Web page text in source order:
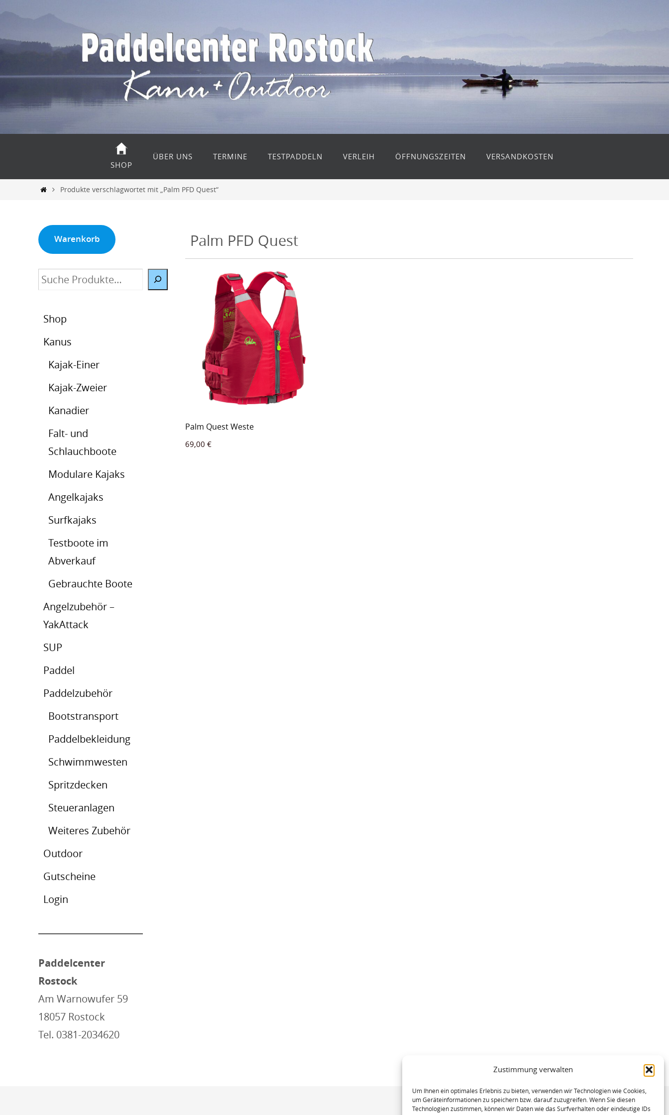
Zustimmung verwalten
Um Ihnen ein optimales Erlebnis zu bieten, verwenden wir Technologien wie Cookies,
um Geräteinformationen zu speichern bzw. darauf zuzugreifen. Wenn Sie diesen
Technologien zustimmen, können wir Daten wie das Surfverhalten oder eindeutige IDs
springen
SHOP
ÜBER UNS TERMINE TESTPADDELN VERLEIH ÖFFNUNGSZEITEN VERSANDKOSTEN
StartProdukte verschlagwortet mit „Palm PFD Quest“
Palm PFD Quest
Palm Quest Weste
69,00 €
Warenkorb
Suche
Shop
Kanus
Kajak-Einer
Kajak-Zweier
Kanadier
Falt- und
Schlauchboote
Modulare Kajaks
Angelkajaks
Surfkajaks
Testboote im
Abverkauf
Gebrauchte Boote
Angelzubehör –
YakAttack
SUP
Paddel
Paddelzubehör
Bootstransport
Paddelbekleidung
Schwimmwesten
Spritzdecken
Steueranlagen
Weiteres Zubehör
Outdoor
Gutscheine
Login
Paddelcenter
Rostock
Am Warnowufer 59
18057 Rostock
Tel. 0381-2034620